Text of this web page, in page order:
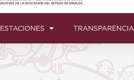
TRANSPARENCIA